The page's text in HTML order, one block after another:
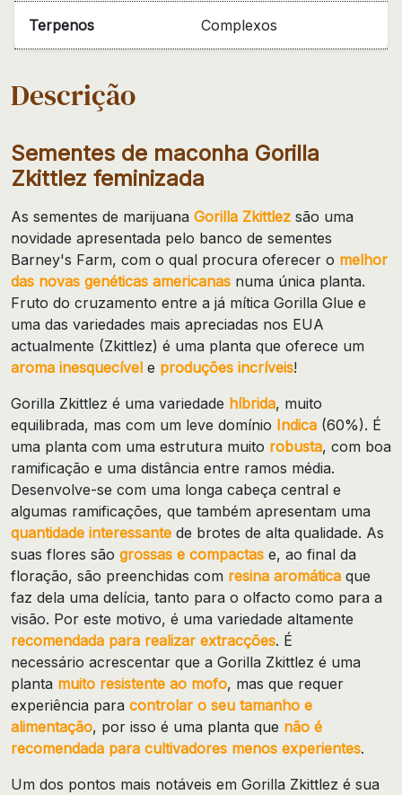
Terpenos Complexos
Descrição
Sementes de maconha Gorilla
Zkittlez feminizada
As sementes de marijuana Gorilla Zkittlez são uma
novidade apresentada pelo banco de sementes
Barney's Farm, com o qual procura oferecer o melhor
das novas genéticas americanas numa única planta.
Fruto do cruzamento entre a já mítica Gorilla Glue e
uma das variedades mais apreciadas nos EUA
actualmente (Zkittlez) é uma planta que oferece um
aroma inesquecível e produções incríveis!
Gorilla Zkittlez é uma variedade híbrida, muito
equilibrada, mas com um leve domínio Indica (60%). É
uma planta com uma estrutura muito robusta, com boa
ramificação e uma distância entre ramos média.
Desenvolve-se com uma longa cabeça central e
algumas ramificações, que também apresentam uma
quantidade interessante de brotes de alta qualidade. As
suas flores são grossas e compactas e, ao final da
floração, são preenchidas com resina aromática que
faz dela uma delícia, tanto para o olfacto como para a
visão. Por este motivo, é uma variedade altamente
recomendada para realizar extracções. É
necessário acrescentar que a Gorilla Zkittlez é uma
planta muito resistente ao mofo, mas que requer
experiência para controlar o seu tamanho e
alimentação, por isso é uma planta que não é
recomendada para cultivadores menos experientes.
Um dos pontos mais notáveis ​​em Gorilla Zkittlez é sua